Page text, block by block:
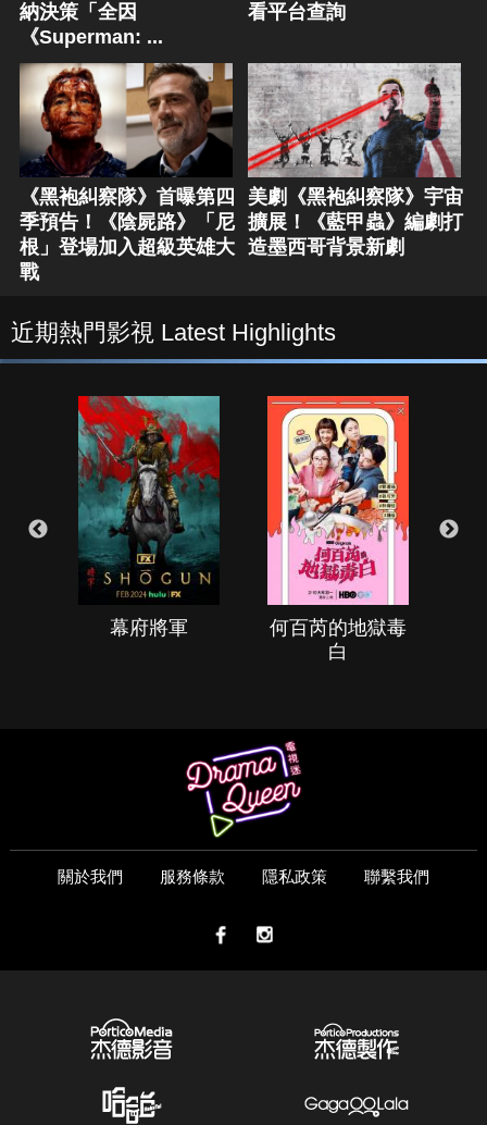
納決策「全因
《Superman: ...
看平台查詢
《黑袍糾察隊》首曝第四
季預告！《陰屍路》「尼
根」登場加入超級英雄大
戰
美劇《黑袍糾察隊》宇宙
擴展！《藍甲蟲》編劇打
造墨西哥背景新劇
近期熱門影視 Latest Highlights
幕府將軍
何百芮的地獄毒
白
關於我們 服務條款 隱私政策 聯繫我們